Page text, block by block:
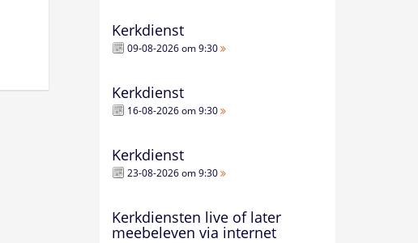
Kerkdienst
09-08-2026 om 9:30
Kerkdienst
16-08-2026 om 9:30
Kerkdienst
23-08-2026 om 9:30
Kerkdiensten live of later
meebeleven via internet